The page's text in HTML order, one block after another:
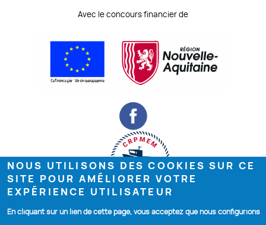
Avec le concours financier de
NOUS UTILISONS DES COOKIES SUR CE
SITE POUR AMÉLIORER VOTRE
EXPÉRIENCE UTILISATEUR
En cliquant sur un lien de cette page, vous acceptez que nous configurions